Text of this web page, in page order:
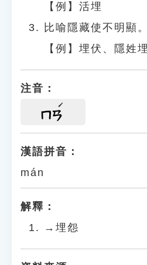
【例】活埋
比喻隱藏使不明顯。
【例】埋伏、隱姓
注音：
ㄇㄢ
漢語拼音：
mán
解釋：
→埋怨